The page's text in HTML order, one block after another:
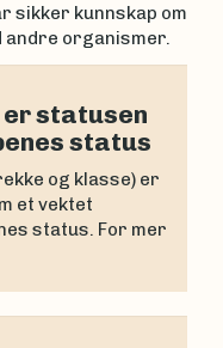
sikker kunnskap om
andre organismer.
statusen
status
og klasse) er
et vektet
status. For mer